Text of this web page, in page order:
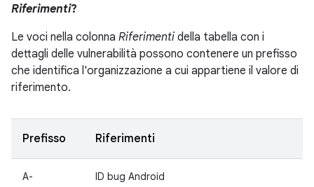
Riferimenti?
Le voci nella colonna Riferimenti della tabella con i
dettagli delle vulnerabilità possono contenere un prefisso
che identifica l'organizzazione a cui appartiene il valore di
riferimento.
Prefisso Riferimenti
A- ID bug Android